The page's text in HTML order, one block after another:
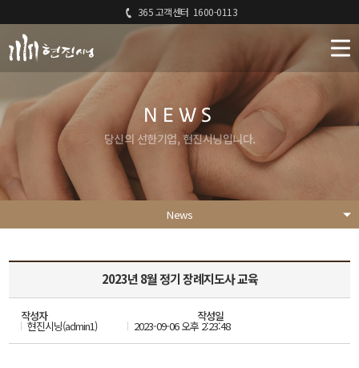
365 고객센터 1600-0113
NEWS
당신의 선한기업, 현진시닝입니다.
News
2023년 8월 정기 장례지도사 교육
작성자
현진시닝(admin1)
작성일
2023-09-06 오후 2:23:48